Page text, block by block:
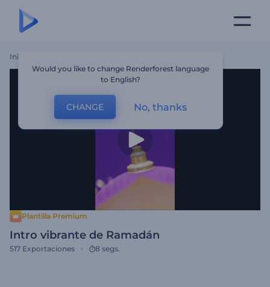
Inicio
Plantilla Premium
Intro vibrante de Ramadán
517 Exportaciones 8 segs.
Would you like to change Renderforest language
to English?
CHANGE No, thanks